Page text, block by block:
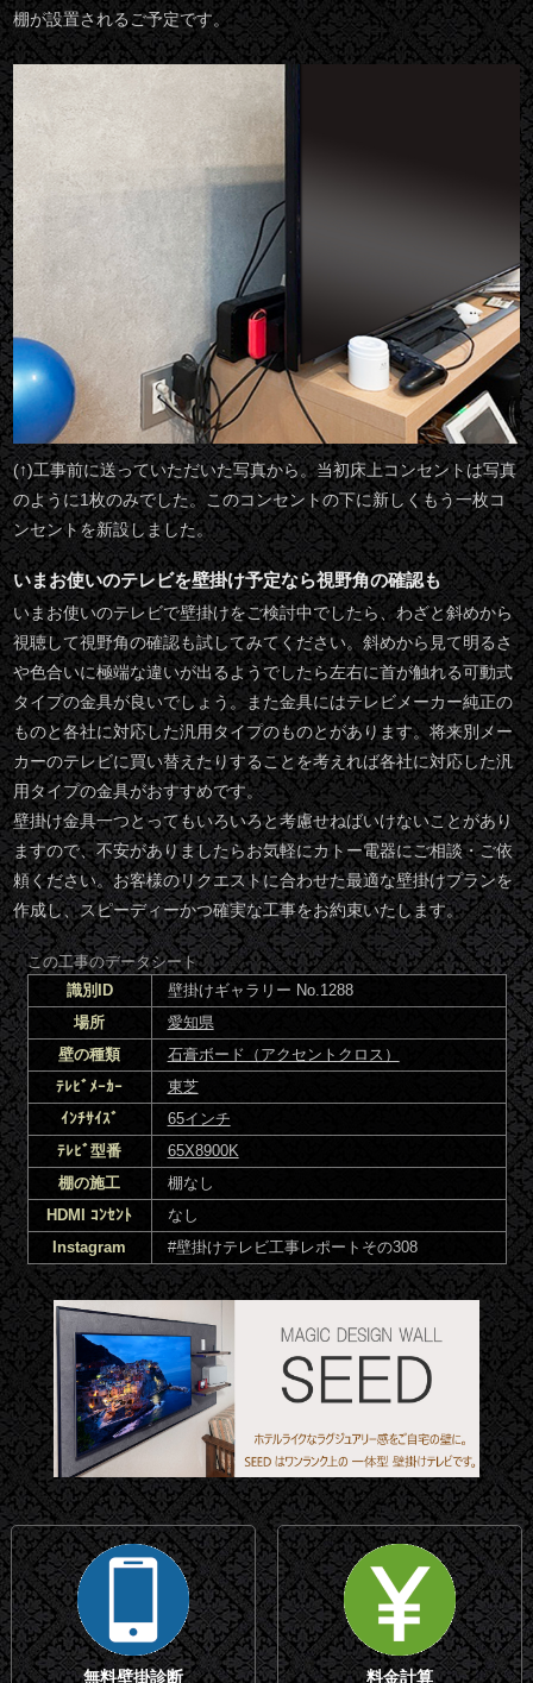
棚が設置されるご予定です。
(↑)工事前に送っていただいた写真から。当初床上コンセントは写真
のように1枚のみでした。このコンセントの下に新しくもう一枚コ
ンセントを新設しました。
いまお使いのテレビを壁掛け予定なら視野角の確認も
いまお使いのテレビで壁掛けをご検討中でしたら、わざと斜めから
視聴して視野角の確認も試してみてください。斜めから見て明るさ
や色合いに極端な違いが出るようでしたら左右に首が触れる可動式
タイプの金具が良いでしょう。また金具にはテレビメーカー純正の
ものと各社に対応した汎用タイプのものとがあります。将来別メー
カーのテレビに買い替えたりすることを考えれば各社に対応した汎
用タイプの金具がおすすめです。
壁掛け金具一つとってもいろいろと考慮せねばいけないことがあり
ますので、不安がありましたらお気軽にカトー電器にご相談・ご依
頼ください。お客様のリクエストに合わせた最適な壁掛けプランを
作成し、スピーディーかつ確実な工事をお約束いたします。
この工事のデータシート
識別ID
壁掛けギャラリー No.1288
場所
愛知県
壁の種類
石膏ボード（アクセントクロス）
ﾃﾚﾋﾞﾒｰｶｰ
東芝
ｲﾝﾁｻｲｽﾞ
65インチ
ﾃﾚﾋﾞ型番
65X8900K
棚の施工
棚なし
HDMI ｺﾝｾﾝﾄ
なし
Instagram
#壁掛けテレビ工事レポートその308
無料壁掛診断 料金計算